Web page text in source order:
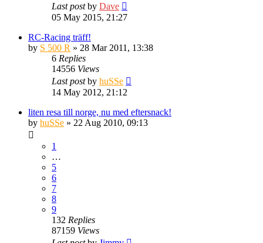
Last postby Dave
05 May 2015, 21:27
RC-Racing träff!
by S 500 R » 28 Mar 2011, 13:38
6 Replies
14556 Views
Last postby huSSe
14 May 2012, 21:12
liten resa till norge, nu med eftersnack!
by huSSe » 22 Aug 2010, 09:13
1
…
5
6
7
8
9
132 Replies
87159 Views